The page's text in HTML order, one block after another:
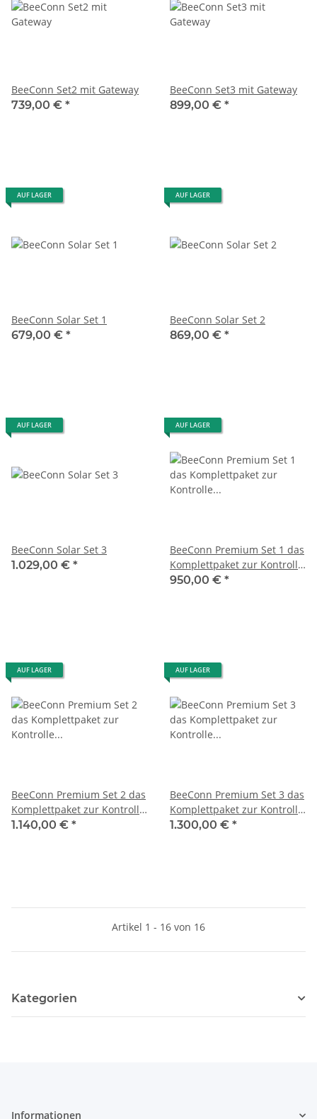
BeeConn Set2 mit Gateway
739,00 € *
BeeConn Set3 mit Gateway
899,00 € *
AUF LAGER
BeeConn Solar Set 1
679,00 € *
AUF LAGER
BeeConn Solar Set 2
869,00 € *
AUF LAGER
BeeConn Solar Set 3
1.029,00 € *
AUF LAGER
BeeConn Premium Set 1 das
Komplettpaket zur Kontrolle
Ihrer Bienenstöcke
950,00 € *
AUF LAGER
BeeConn Premium Set 2 das
Komplettpaket zur Kontrolle
Ihrer Bienenstöcke
1.140,00 € *
AUF LAGER
BeeConn Premium Set 3 das
Komplettpaket zur Kontrolle
Ihrer Bienenstöcke
1.300,00 € *
Artikel 1 - 16 von 16
Kategorien
Informationen